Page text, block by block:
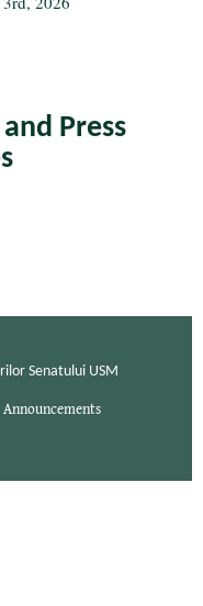
Press
Senatului USM
Announcements